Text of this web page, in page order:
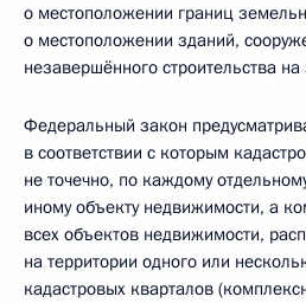
о местоположении границ
о местоположении зданий,
незавершённого строительства
Федеральный закон
в соответствии с которым
не точечно, по каждому
иному объекту недвижимости, а
всех объектов недвижимости,
на территории одного или
кадастровых кварталов